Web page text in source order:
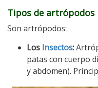
Tipos de artrópodos
Son artrópodos:
Los Insectos:
patas con cuerpo
y abdomen).